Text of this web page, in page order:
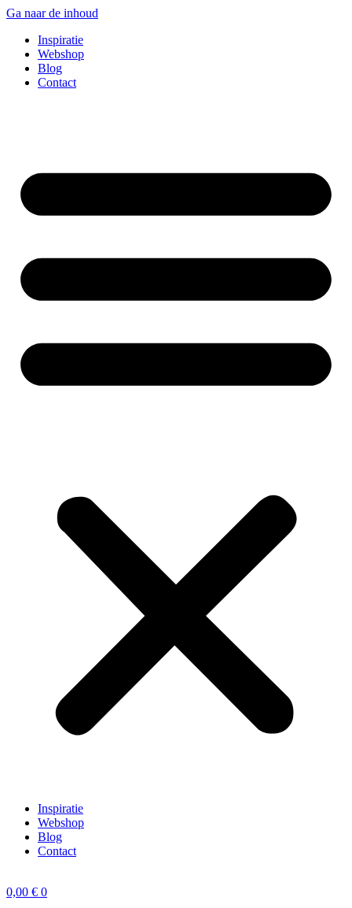
Ga naar de inhoud
Inspiratie
Webshop
Blog
Contact
Inspiratie
Webshop
Blog
Contact
0,00 € 0